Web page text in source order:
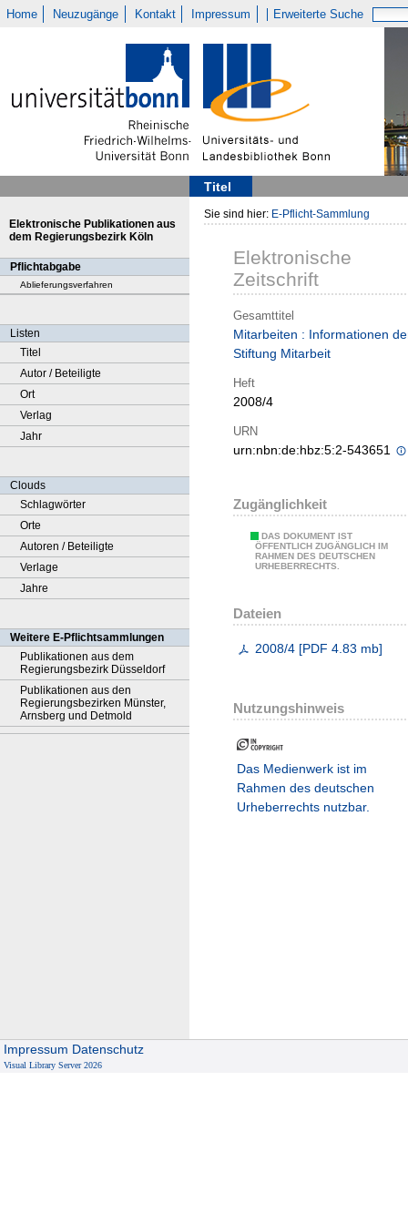
Home Neuzugänge Kontakt Impressum Erweiterte Suche
Titel
Elektronische Publikationen aus
dem Regierungsbezirk Köln
Pflichtabgabe
Ablieferungsverfahren
Listen
Titel
Autor / Beteiligte
Ort
Verlag
Jahr
Clouds
Schlagwörter
Orte
Autoren / Beteiligte
Verlage
Jahre
Weitere E-Pflichtsammlungen
Publikationen aus dem
Regierungsbezirk Düsseldorf
Publikationen aus den
Regierungsbezirken Münster,
Arnsberg und Detmold
Sie sind hier: E-Pflicht-Sammlung
Elektronische
Zeitschrift
Gesamttitel
Mitarbeiten : Informationen
Stiftung Mitarbeit
Heft
2008/4
URN
urn:nbn:de:hbz:5:2-543651
Zugänglichkeit
DAS DOKUMENT IST
ÖFFENTLICH ZUGÄNGLICH IM
RAHMEN DES DEUTSCHEN
URHEBERRECHTS.
Dateien
2008/4 [PDF 4.83 mb]
Nutzungshinweis
Das Medienwerk ist im
Rahmen des deutschen
Urheberrechts nutzbar.
Impressum Datenschutz
Visual Library Server 2026